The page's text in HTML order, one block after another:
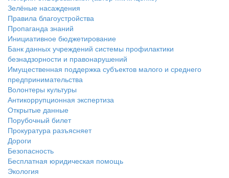
Зелёные насаждения
Правила благоустройства
Пропаганда знаний
Инициативное бюджетирование
Банк данных учреждений системы профилактики
безнадзорности и правонарушений
Имущественная поддержка субъектов малого и среднего
предпринимательства
Волонтеры культуры
Антикоррупционная экспертиза
Открытые данные
Порубочный билет
Прокуратура разъясняет
Дороги
Безопасность
Бесплатная юридическая помощь
Экология